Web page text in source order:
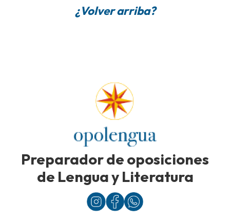
¿Volver arriba?
Preparador de oposiciones
de Lengua y Literatura